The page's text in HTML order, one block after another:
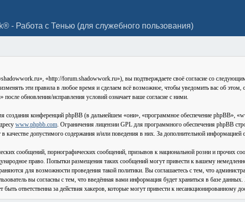
- Работа с Тенью (для служебного пользования)
«http://forum.shadowwork.ru»), вы подтверждаете своё согласие со
эти правила в любое время и сделаем всё возможное, чтобы уведомить вас об
обновления/исправления условий означает ваше согласие с ними.
конференций phpBB (в дальнейшем «они», «программное обеспечение phpBB»,
www.phpbb.com. Ограничения лицензии GPL для программного обеспечения phpBB
в качестве допустимого содержания и/или поведения в них. За дополнительной
сообщений, порнографических сообщений, призывов к национальной розни и прочих
право. Попытки размещения таких сообщений могут привести к вашему
для возможности проведения такой политики. Вы соглашаетесь с тем, что
вы согласны с тем, что введённая вами информация будет храниться в базе
ответственна за действия хакеров, которые могут привести к несанкционированному